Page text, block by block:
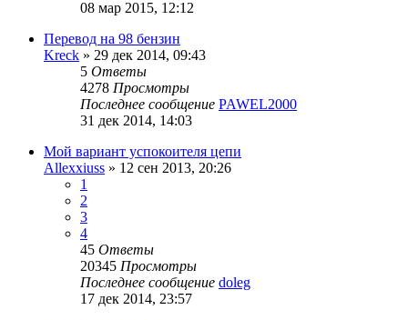
08 мар 2015, 12:12
Перевод на 98 бензин
Kreck » 29 дек 2014, 09:43
5 Ответы
4278 Просмотры
Последнее сообщение PAWEL2000
31 дек 2014, 14:03
Мой вариант успокоителя цепи
Allexxiuss » 12 сен 2013, 20:26
1
2
3
4
45 Ответы
20345 Просмотры
Последнее сообщение doleg
17 дек 2014, 23:57